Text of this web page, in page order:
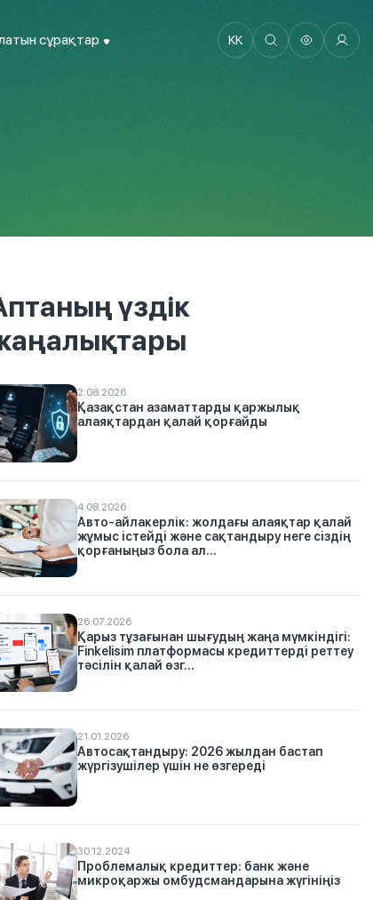
сұрақтар KK
үздік
2.08.2026
Қазақстан азаматтарды қаржылық
алаяқтардан қалай қорғайды
4.08.2026
Авто-айлакерлік: жолдағы алаяқтар қалай
жұмыс істейді және сақтандыру неге сіздің
қорғаныңыз бола ал...
26.07.2026
Қарыз тұзағынан шығудың жаңа мүмкіндігі:
Finkelisim платформасы кредиттерді реттеу
тәсілін қалай өзг...
21.01.2026
Автосақтандыру: 2026 жылдан бастап
жүргізушілер үшін не өзгереді
30.12.2024
Проблемалық кредиттер: банк және
микроқаржы омбудсмандарына жүгініңіз